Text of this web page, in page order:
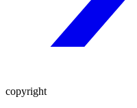
copyright